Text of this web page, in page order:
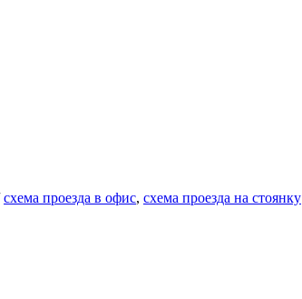
схема проезда в офис, схема проезда на стоянку